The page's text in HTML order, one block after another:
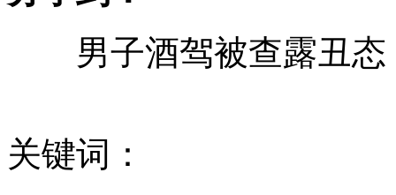
拍客：直升机搜救海上遇险船员惊心现场
越南设立渔政局欲派公务船南海执法
男子酒驾被查露丑态
关键词：